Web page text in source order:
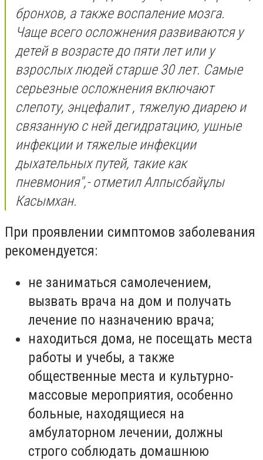
бронхов, а также воспаление мозга.
Чаще всего осложнения развиваются у
детей в возрасте до пяти лет или у
взрослых людей старше 30 лет. Самые
серьезные осложнения включают
слепоту, энцефалит , тяжелую диарею и
связанную с ней дегидратацию, ушные
инфекции и тяжелые инфекции
дыхательных путей, такие как
пневмония",- отметил Алпысбайұлы
Касымхан.
При проявлении симптомов заболевания
рекомендуется:
не заниматься самолечением,
вызвать врача на дом и получать
лечение по назначению врача;
находиться дома, не посещать места
работы и учебы, а также
общественные места и культурно-
массовые мероприятия, особенно
больные, находящиеся на
амбулаторном лечении, должны
строго соблюдать домашнюю